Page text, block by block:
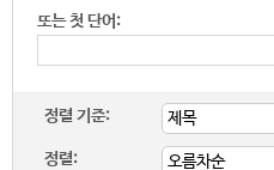
또는 첫 단어:
정렬 기준:
정렬: